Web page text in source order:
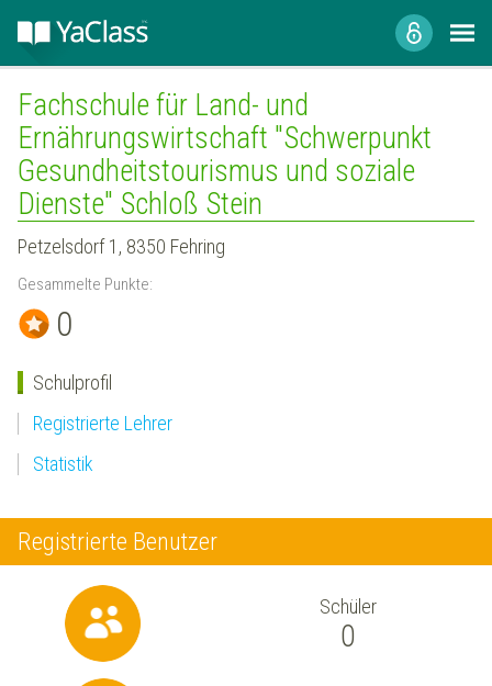
Fachschule für Land- und
Ernährungswirtschaft "Schwerpunkt
Gesundheitstourismus und soziale
Dienste" Schloß Stein
Petzelsdorf 1, 8350 Fehring
Gesammelte Punkte:
0
Schulprofil
Registrierte Lehrer
Statistik
Registrierte Benutzer
Schüler
0